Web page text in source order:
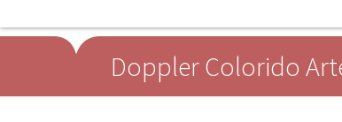
Doppler Colorido